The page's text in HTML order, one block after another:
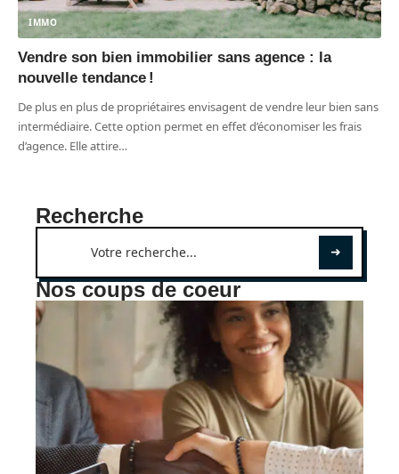
IMMO
Vendre son bien immobilier sans agence : la
nouvelle tendance !
De plus en plus de propriétaires envisagent de vendre leur bien sans
intermédiaire. Cette option permet en effet d’économiser les frais
d’agence. Elle attire…
Recherche
Nos coups de coeur